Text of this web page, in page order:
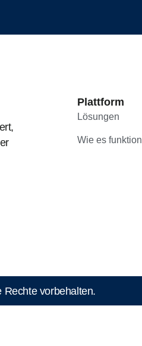
Plattform
Lösungen
Wie es
vorbehalten.